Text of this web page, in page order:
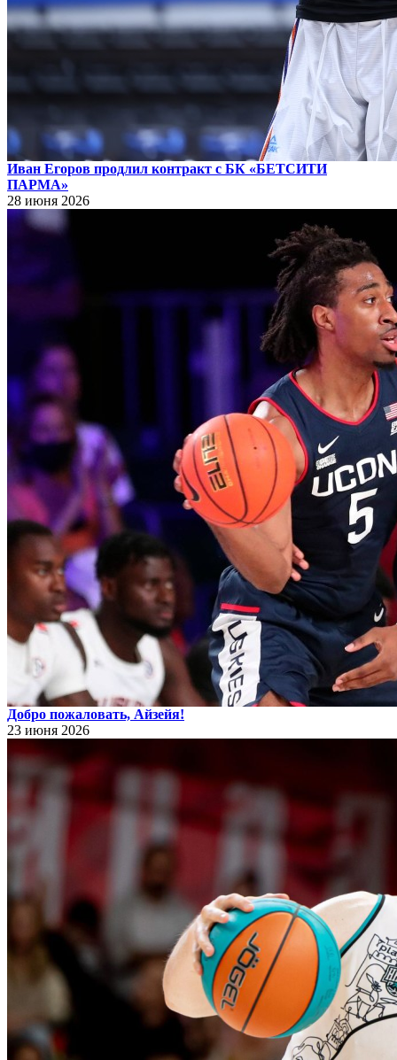
Иван Егоров продлил контракт с БК «БЕТСИТИ
ПАРМА»
28 июня 2026
Добро пожаловать, Айзейя!
23 июня 2026